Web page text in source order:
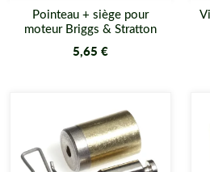
Pointeau + siège pour
moteur Briggs & Stratton
5,65 €